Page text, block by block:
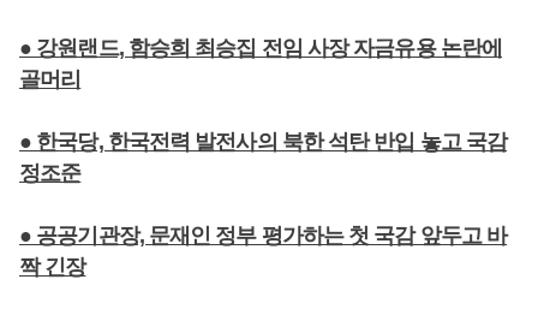
● 강원랜드, 함승희 최승집 전임 사장 자금유용 논란에
골머리
● 한국당, 한국전력 발전사의 북한 석탄 반입 놓고 국감
정조준
● 공공기관장, 문재인 정부 평가하는 첫 국감 앞두고 바
짝 긴장